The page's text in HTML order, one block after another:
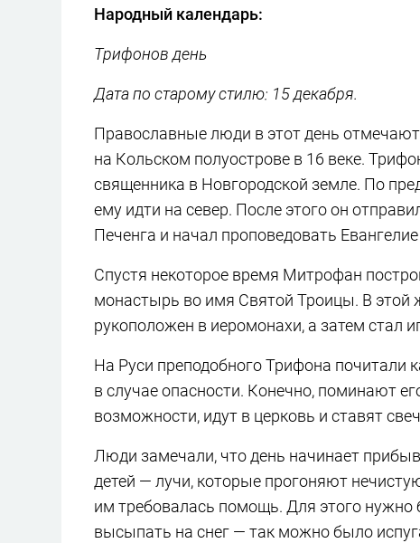
Народный календарь:
Трифонов день
Дата по старому стилю: 15 декабря.
Православные люди в этот день
на Кольском полуострове в 16 веке.
священника в Новгородской земле. По
ему идти на север. После этого он
Печенга и начал проповедовать
Спустя некоторое время Митрофан
монастырь во имя Святой Троицы. В этой
рукоположен в иеромонахи, а затем стал
На Руси преподобного Трифона почитали
в случае опасности. Конечно, поминают
возможности, идут в церковь и ставят
Люди замечали, что день начинает
детей — лучи, которые прогоняют
им требовалась помощь. Для этого нужно
высыпать на снег — так можно было